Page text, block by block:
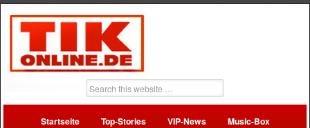
Startseite Top-Stories VIP-News Music-Box